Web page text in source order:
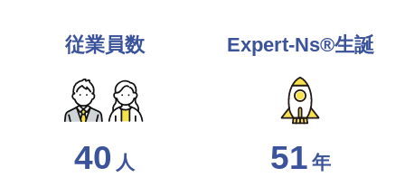
従業員数
40 人
Expert-Ns®生誕
51 年